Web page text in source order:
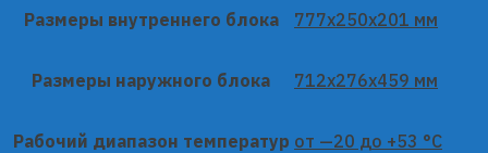
Размеры внутреннего блока 777x250x201 мм
Размеры наружного блока 712x276x459 мм
Рабочий диапазон температур от —20 до +53 °C